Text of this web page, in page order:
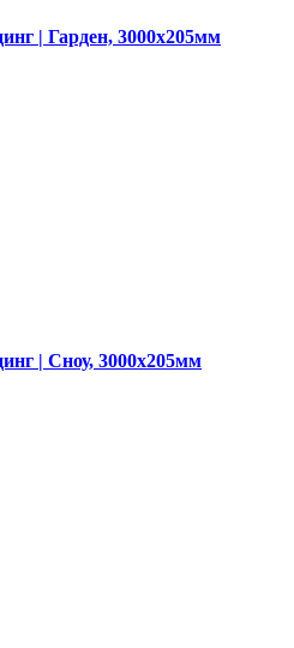
| Гарден, 3000х205мм
| Сноу, 3000х205мм